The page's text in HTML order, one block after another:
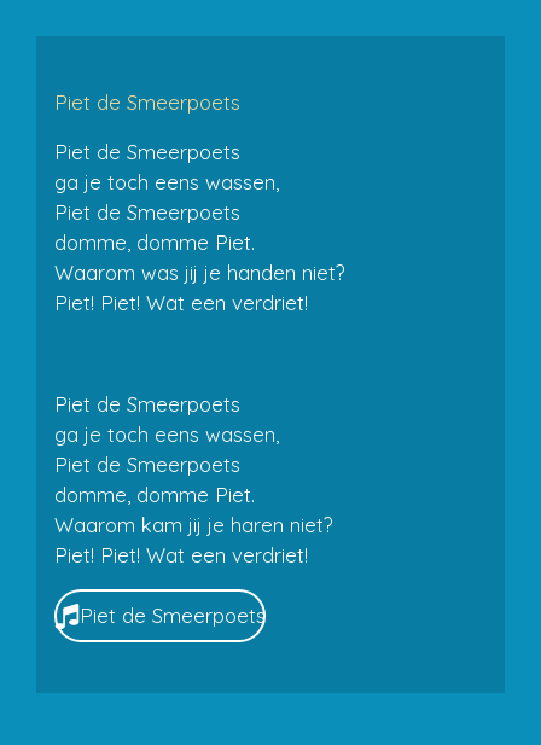
Piet de Smeerpoets
Piet de Smeerpoets
ga je toch eens wassen,
Piet de Smeerpoets
domme, domme Piet.
Waarom was jij je handen niet?
Piet! Piet! Wat een verdriet!
Piet de Smeerpoets
ga je toch eens wassen,
Piet de Smeerpoets
domme, domme Piet.
Waarom kam jij je haren niet?
Piet! Piet! Wat een verdriet!
Piet de Smeerpoets